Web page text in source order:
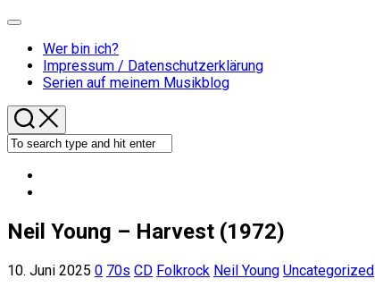
Expand
Wer bin ich?
Impressum / Datenschutzerklärung
Serien auf meinem Musikblog
Neil Young – Harvest (1972)
10. Juni 2025 0 70s CD Folkrock Neil Young Uncategorized